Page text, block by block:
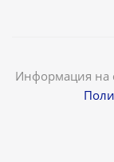
Информация на